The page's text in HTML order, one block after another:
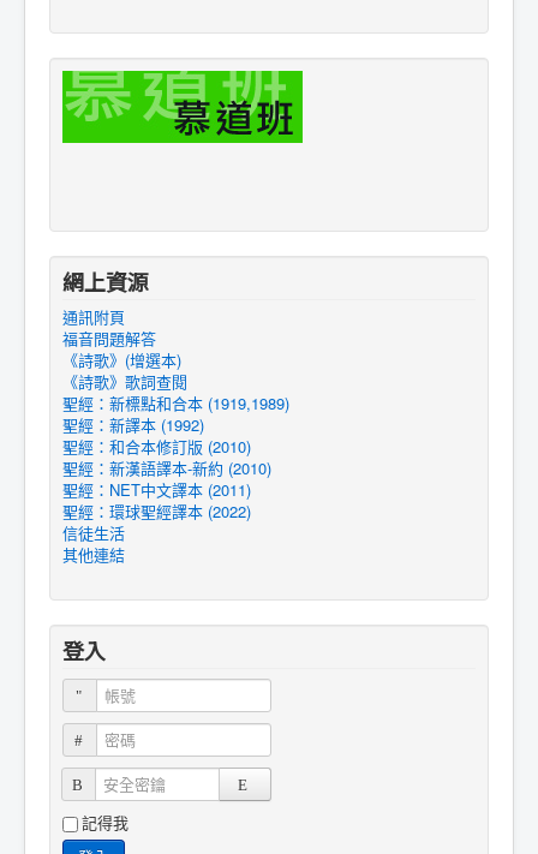
網上資源
通訊附頁
福音問題解答
《詩歌》(增選本)
《詩歌》歌詞查閱
聖經：新標點和合本 (1919,1989)
聖經：新譯本 (1992)
聖經：和合本修訂版 (2010)
聖經：新漢語譯本-新約 (2010)
聖經：NET中文譯本 (2011)
聖經：環球聖經譯本 (2022)
信徒生活
其他連結
登入
帳號
密碼
安全密鑰
記得我